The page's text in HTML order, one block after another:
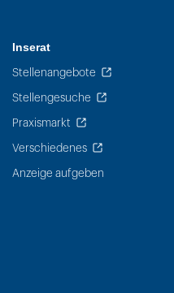
Inserat
Stellenangebote
Stellengesuche
Praxismarkt
Verschiedenes
Anzeige aufgeben